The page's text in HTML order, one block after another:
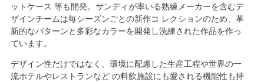
ットケース 等も開発。サンディが率いる熟練メーカーを含むデ
ザインチームは毎シーズンごとの新作コ レクションのため、革
新的なパターンと多彩なカラーを開発し洗練された作品を作っ
ています。
デザイン性だけではなく、 環境に配慮した生産工程や世界の一
流ホテルやレストランなど の料飲施設にも愛される機能性も持